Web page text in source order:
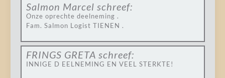
Salmon Marcel schreef:
Onze oprechte deelneming .
Fam. Salmon Logist TIENEN .
FRINGS GRETA schreef:
INNIGE D EELNEMING EN VEEL STERKTE!